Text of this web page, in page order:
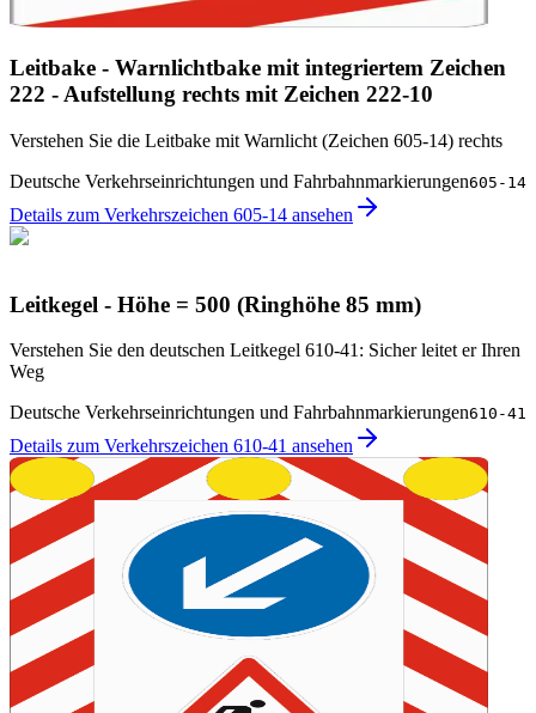
Leitbake - Warnlichtbake mit integriertem Zeichen
222 - Aufstellung rechts mit Zeichen 222-10
Verstehen Sie die Leitbake mit Warnlicht (Zeichen 605-14) rechts
Deutsche Verkehrseinrichtungen und Fahrbahnmarkierungen605-14
Details zum Verkehrszeichen 605-14 ansehen
Leitkegel - Höhe = 500 (Ringhöhe 85 mm)
Verstehen Sie den deutschen Leitkegel 610-41: Sicher leitet er Ihren
Weg
Deutsche Verkehrseinrichtungen und Fahrbahnmarkierungen610-41
Details zum Verkehrszeichen 610-41 ansehen